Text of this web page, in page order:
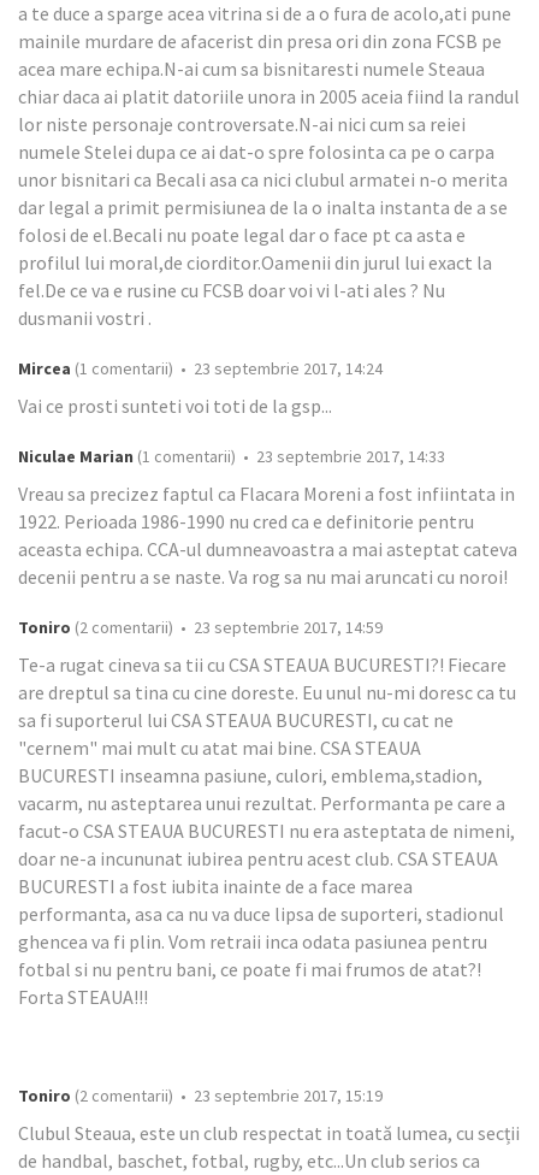
a te duce a sparge acea vitrina si de a o fura de acolo,ati pune
mainile murdare de afacerist din presa ori din zona FCSB pe
acea mare echipa.N-ai cum sa bisnitaresti numele Steaua
chiar daca ai platit datoriile unora in 2005 aceia fiind la randul
lor niste personaje controversate.N-ai nici cum sa reiei
numele Stelei dupa ce ai dat-o spre folosinta ca pe o carpa
unor bisnitari ca Becali asa ca nici clubul armatei n-o merita
dar legal a primit permisiunea de la o inalta instanta de a se
folosi de el.Becali nu poate legal dar o face pt ca asta e
profilul lui moral,de ciorditor.Oamenii din jurul lui exact la
fel.De ce va e rusine cu FCSB doar voi vi l-ati ales ? Nu
dusmanii vostri .
Mircea (1 comentarii) • 23 septembrie 2017, 14:24
Vai ce prosti sunteti voi toti de la gsp...
Niculae Marian (1 comentarii) • 23 septembrie 2017, 14:33
Vreau sa precizez faptul ca Flacara Moreni a fost infiintata in
1922. Perioada 1986-1990 nu cred ca e definitorie pentru
aceasta echipa. CCA-ul dumneavoastra a mai asteptat cateva
decenii pentru a se naste. Va rog sa nu mai aruncati cu noroi!
Toniro (2 comentarii) • 23 septembrie 2017, 14:59
Te-a rugat cineva sa tii cu CSA STEAUA BUCURESTI?! Fiecare
are dreptul sa tina cu cine doreste. Eu unul nu-mi doresc ca tu
sa fi suporterul lui CSA STEAUA BUCURESTI, cu cat ne
"cernem" mai mult cu atat mai bine. CSA STEAUA
BUCURESTI inseamna pasiune, culori, emblema,stadion,
vacarm, nu asteptarea unui rezultat. Performanta pe care a
facut-o CSA STEAUA BUCURESTI nu era asteptata de nimeni,
doar ne-a incununat iubirea pentru acest club. CSA STEAUA
BUCURESTI a fost iubita inainte de a face marea
performanta, asa ca nu va duce lipsa de suporteri, stadionul
ghencea va fi plin. Vom retraii inca odata pasiunea pentru
fotbal si nu pentru bani, ce poate fi mai frumos de atat?!
Forta STEAUA!!!
Toniro (2 comentarii) • 23 septembrie 2017, 15:19
Clubul Steaua, este un club respectat in toată lumea, cu secții
de handbal, baschet, fotbal, rugby, etc...Un club serios ca